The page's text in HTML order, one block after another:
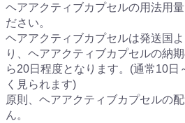
ヘアアクティブカプセルの用法用
ださい。
ヘアアクティブカプセルは発送国
り、ヘアアクティブカプセルの納
ら20日程度となります。(通常10日
く見られます)
原則、ヘアアクティブカプセルの
ん。